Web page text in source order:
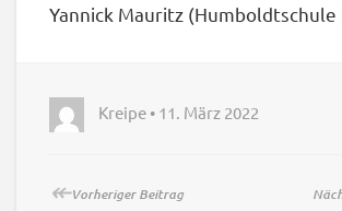
Yannick Mauritz (Humboldtschule
Kreipe • 11. März 2022
↞Vorheriger Beitrag